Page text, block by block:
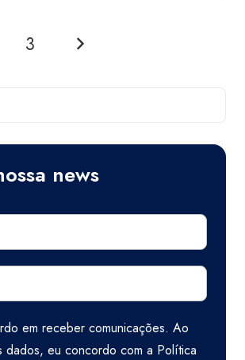
3
news
em receber comunicações. Ao
dados, eu concordo com a Política